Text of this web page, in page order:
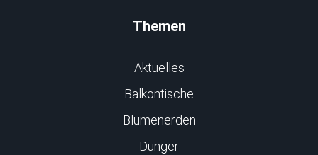
Themen
Aktuelles
Balkontische
Blumenerden
Dünger